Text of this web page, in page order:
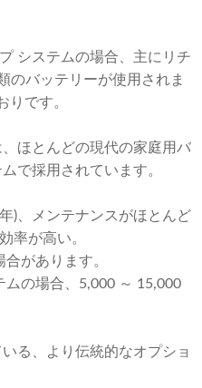
システムの場合、主にリチ
のバッテリーが使用されま
りです。
、ほとんどの現代の家庭用バ
で採用されています。
)、メンテナンスがほとんど
率が高い。
があります。
ムの場合、5,000 ～ 15,000
る、より伝統的なオプショ